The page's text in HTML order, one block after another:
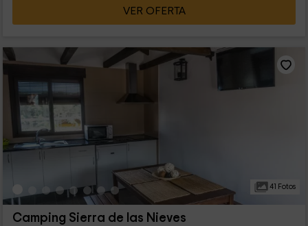
VER OFERTA
41 Fotos
Camping Sierra de las Nieves